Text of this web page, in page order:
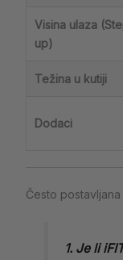
Visina ulaza
up)
Težina u kutiji
Dodaci
Često
1. Je li